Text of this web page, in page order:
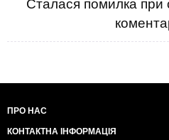
Сталася помилка при
ПРО НАС
КОНТАКТНА ІНФОРМАЦІЯ